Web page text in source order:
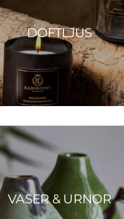
DOFTLJUS
VASER & URNOR